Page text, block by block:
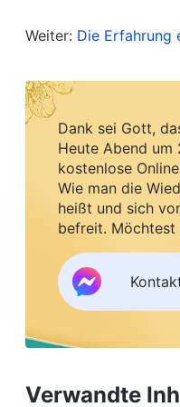
Menschen. Wenn
Prinzipien war und
ich vor Gott und
mit mir befassen
Ich sah einen
bereinigt werden“. „
unverändert
gerichtet und
beweist, dass du
deiner
deinen
Weiter: Die Erfahrung
Dank sei Gott,
Heute Abend
kostenlose
Wie man die
heißt und sich
befreit. Möchtest
Segen
Verwandte